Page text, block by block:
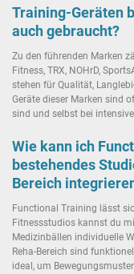
Training-Geräten
auch gebraucht?
Zu den führenden Marken
Fitness, TRX, NOHrD,
stehen für Qualität,
Geräte dieser Marken sind
sind und selbst bei
Wie kann ich
bestehendes
Bereich
Functional Training lässt
Fitnessstudios kannst du
Medizinbällen individuelle
Reha-Bereich sind
ideal, um